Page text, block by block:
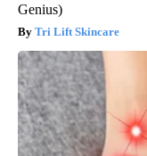
Genius)
Tri Lift Skincare